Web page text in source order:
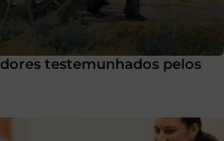
testemunhados pelos